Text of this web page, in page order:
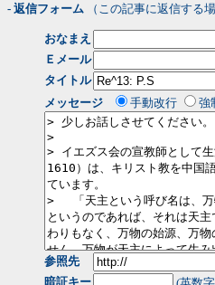
- 返信フォーム （この記事に返信する
おなまえ
Ｅメール
タイトル
メッセージ
手動改行 強
参照先
暗証キー
(英数